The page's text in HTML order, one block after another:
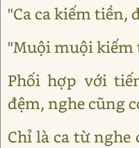
"Ca ca kiếm tiền,
"Muội muội
Phối hợp với
đệm, nghe cũng
Chỉ là ca từ nghe